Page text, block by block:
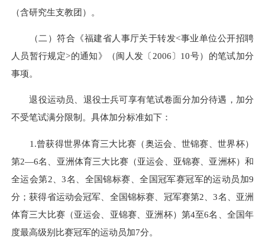
（含研究生支教团）。
（二）符合《福建省人事厅关于转发<事业单位公开招聘
人员暂行规定>的通知》（闽人发〔2006〕10号）的笔试加分
事项。
退役运动员、退役士兵可享有笔试卷面分加分待遇，加分
不受笔试满分限制。具体加分标准如下：
1.曾获得世界体育三大比赛（奥运会、世锦赛、世界杯）
第2—6名、亚洲体育三大比赛（亚运会、亚锦赛、亚洲杯）和
全运会第2、3名、全国锦标赛、全国冠军赛冠军的运动员加9
分；获得省运动会冠军、全国锦标赛、冠军赛第2、3名、亚洲
体育三大比赛（亚运会、亚锦赛、亚洲杯）第4至6名、全国年
度最高级别比赛冠军的运动员加7分。